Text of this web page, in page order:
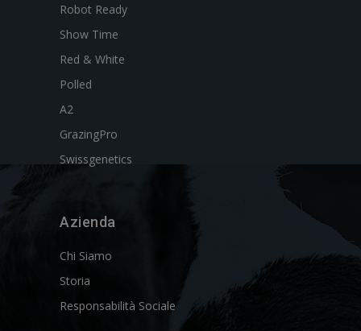
Robot Ready
Show Time
Red & White
Polled
A2
GrazingPro
Swissgenetics
Azienda
Chi Siamo
Storia
Responsabilità Sociale